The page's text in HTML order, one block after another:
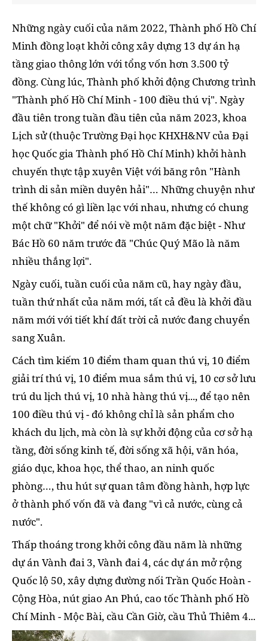
Những ngày cuối của năm 2022, Thành phố Hồ Chí
Minh đồng loạt khởi công xây dựng 13 dự án hạ
tầng giao thông lớn với tổng vốn hơn 3.500 tỷ
đồng. Cùng lúc, Thành phố khởi động Chương trình
"Thành phố Hồ Chí Minh - 100 điều thú vị". Ngày
đầu tiên trong tuần đầu tiên của năm 2023, khoa
Lịch sử (thuộc Trường Đại học KHXH&NV của Đại
học Quốc gia Thành phố Hồ Chí Minh) khởi hành
chuyến thực tập xuyên Việt với băng rôn "Hành
trình di sản miền duyên hải"… Những chuyện như
thế không có gì liền lạc với nhau, nhưng có chung
một chữ "Khởi" để nói về một năm đặc biệt - Như
Bác Hồ 60 năm trước đã "Chúc Quý Mão là năm
nhiều thắng lợi".
Ngày cuối, tuần cuối của năm cũ, hay ngày đầu,
tuần thứ nhất của năm mới, tất cả đều là khởi đầu
năm mới với tiết khí đất trời cả nước đang chuyển
sang Xuân.
Cách tìm kiếm 10 điểm tham quan thú vị, 10 điểm
giải trí thú vị, 10 điểm mua sắm thú vị, 10 cơ sở lưu
trú du lịch thú vị, 10 nhà hàng thú vị..., để tạo nên
100 điều thú vị - đó không chỉ là sản phẩm cho
khách du lịch, mà còn là sự khởi động của cơ sở hạ
tầng, đời sống kinh tế, đời sống xã hội, văn hóa,
giáo dục, khoa học, thể thao, an ninh quốc
phòng…, thu hút sự quan tâm đồng hành, hợp lực
ở thành phố vốn đã và đang "vì cả nước, cùng cả
nước".
Thấp thoáng trong khởi công đầu năm là những
dự án Vành đai 3, Vành đai 4, các dự án mở rộng
Quốc lộ 50, xây dựng đường nối Trần Quốc Hoàn -
Cộng Hòa, nút giao An Phú, cao tốc Thành phố Hồ
Chí Minh - Mộc Bài, cầu Cần Giờ, cầu Thủ Thiêm 4...